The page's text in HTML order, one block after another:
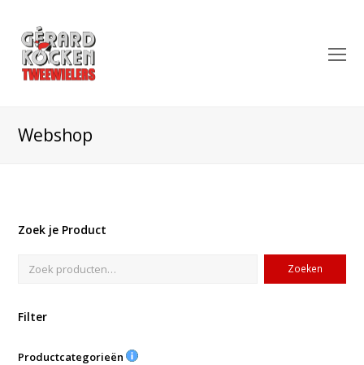
Webshop
Zoek je Product
Zoeken
Filter
Productcategorieën